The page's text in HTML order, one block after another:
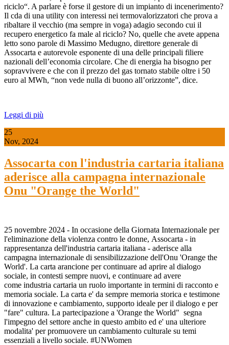
riciclo“. A parlare è forse il gestore di un impianto di incenerimento?
Il cda di una utility con interessi nei termovalorizzatori che prova a
ribaltare il vecchio (ma sempre in voga) adagio secondo cui il
recupero energetico fa male al riciclo? No, quelle che avete appena
letto sono parole di Massimo Medugno, direttore generale di
Assocarta e autorevole esponente di una delle principali filiere
nazionali dell’economia circolare. Che di energia ha bisogno per
sopravvivere e che con il prezzo del gas tornato stabile oltre i 50
euro al MWh, “non vede nulla di buono all’orizzonte”, dice.
Leggi di più
25
Nov, 2024
Assocarta con l'industria cartaria italiana
aderisce alla campagna internazionale
Onu "Orange the World"
25 novembre 2024 - In occasione della Giornata Internazionale per
l'eliminazione della violenza contro le donne, Assocarta - in
rappresentanza dell'industria cartaria italiana - aderisce alla
campagna internazionale di sensibilizzazione dell'Onu 'Orange the
World'. La carta arancione per continuare ad aprire al dialogo
sociale, in contesti sempre nuovi, e continuare ad avere
come industria cartaria un ruolo importante in termini di racconto e
memoria sociale. La carta e' da sempre memoria storica e testimone
di innovazione e cambiamento, supporto ideale per il dialogo e per
"fare" cultura. La partecipazione a 'Orange the World" segna
l'impegno del settore anche in questo ambito ed e' una ulteriore
modalita' per promuovere un cambiamento culturale su temi
essenziali a livello sociale. #UNWomen